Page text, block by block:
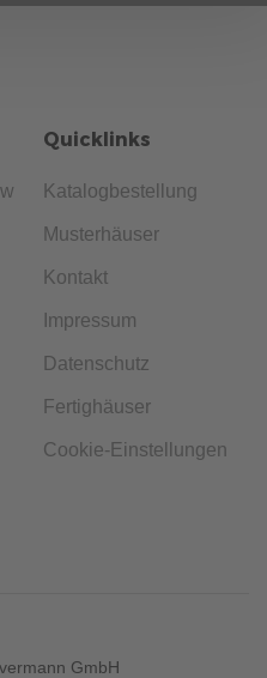
Quicklinks
Katalogbestellung
Musterhäuser
Kontakt
Impressum
Datenschutz
Fertighäuser
Cookie-Einstellungen
GmbH